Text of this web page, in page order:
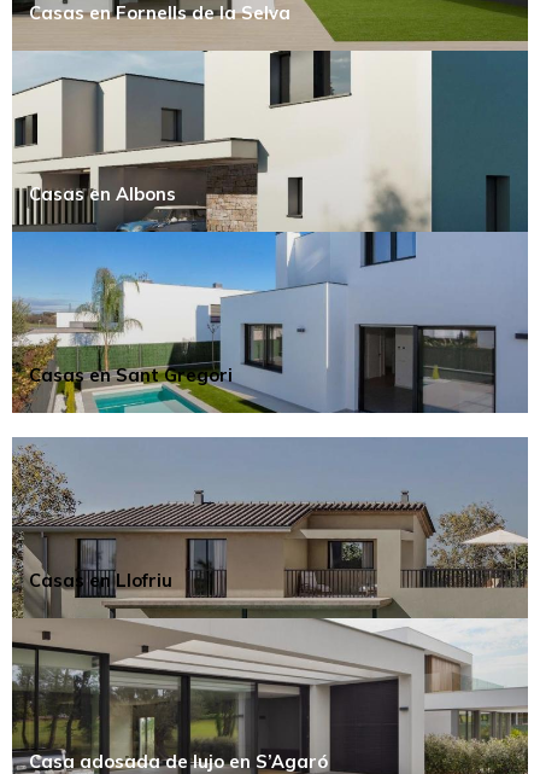
Casas en Fornells de la Selva
Casas en Albons
Casas en Sant Gregori
Casas en Llofriu
Casa adosada de lujo en S’Agaró